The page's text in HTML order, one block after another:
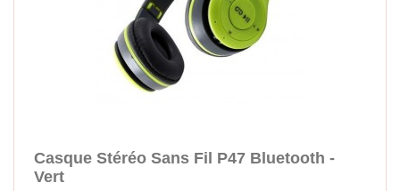
Casque Stéréo Sans Fil P47 Bluetooth -
Vert